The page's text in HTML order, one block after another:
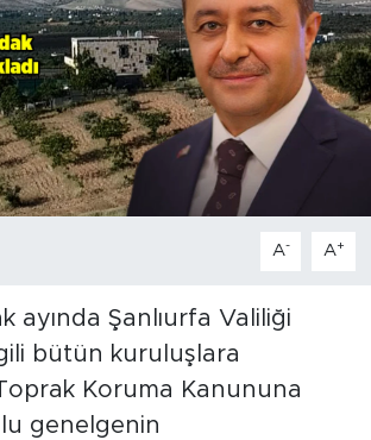
A- A+
ayında Şanlıurfa Valiliği
bütün kuruluşlara
Koruma Kanununa
genelgenin